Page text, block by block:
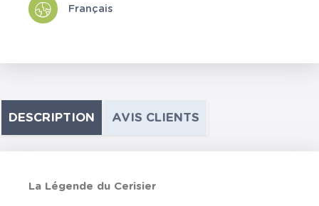
Français
DESCRIPTION AVIS CLIENTS
La Légende du Cerisier